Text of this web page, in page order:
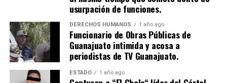
usurpación de funciones.
DERECHOS HUMANOS 1 año ago
Funcionario de Obras Públicas de
Guanajuato intimida y acosa a
periodistas de TV Guanajuato.
ESTADO 1 año ago